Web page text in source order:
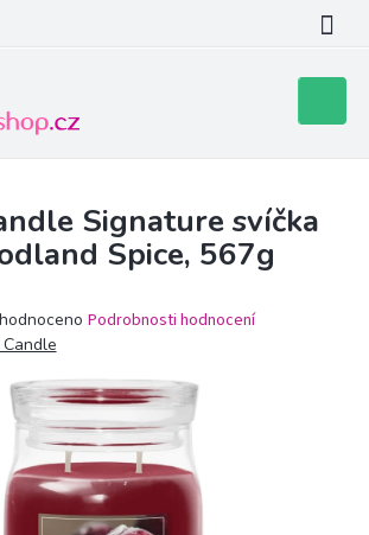
košík
Signature svíčka
Spice, 567g
Podrobnosti hodnocení